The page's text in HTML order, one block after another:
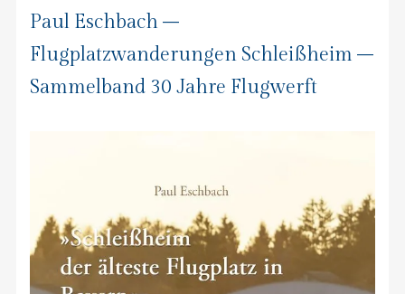
Paul Eschbach –
Flugplatzwanderungen Schleißheim –
Sammelband 30 Jahre Flugwerft